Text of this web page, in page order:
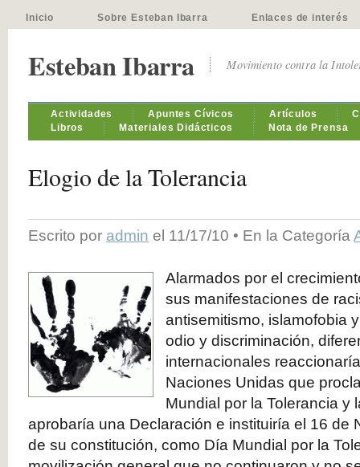
Inicio Sobre Esteban Ibarra Enlaces de interés
Esteban Ibarra Movimiento contra la
Actividades Apuntes Cívicos Artículos
Libros
Materiales Didácticos Nota de Prensa
Elogio de la Tolerancia
Escrito por admin el 11/17/10 • En la Categoría
Alarmados por el
sus manifestaciones de
antisemitismo, islamofobia
odio y discriminación,
internacionales
Naciones Unidas que
Mundial por la Tolerancia y
aprobaría una Declaración e instituiría el 16 de
de su constitución, como Día Mundial por la